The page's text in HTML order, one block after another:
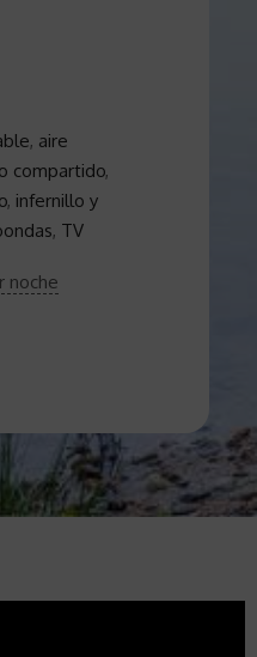
, aire
compartido,
, infernillo y
, TV
noche